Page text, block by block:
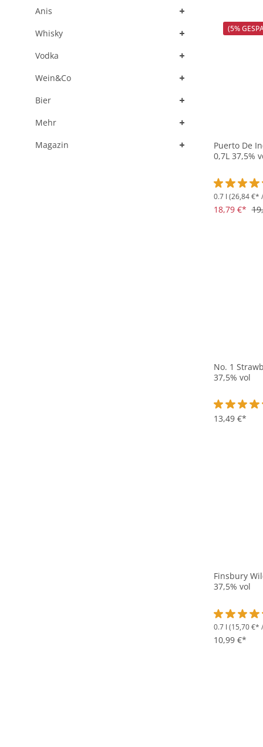
Anis +
Whisky +
Vodka +
Wein&Co +
Bier +
Mehr +
Magazin +
(5%
Puerto De
0,7L 37,5%
0.7 l (26,84 €*
18,79 €*
No. 1
37,5% vol
13,49 €*
Finsbury
37,5% vol
0.7 l (15,70 €*
10,99 €*